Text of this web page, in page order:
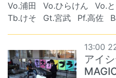
Vo.浦田 Vo.ひらけん Vo.
Tb.けそ
Gt.宮武 Pf.高佐
13:00
アイ